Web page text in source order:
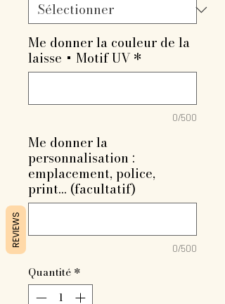
Me donner la couleur de la
laisse + Motif UV*
0/500
Me donner la
personnalisation :
emplacement, police,
print... (facultatif)
0/500
Quantité *
REVIEWS